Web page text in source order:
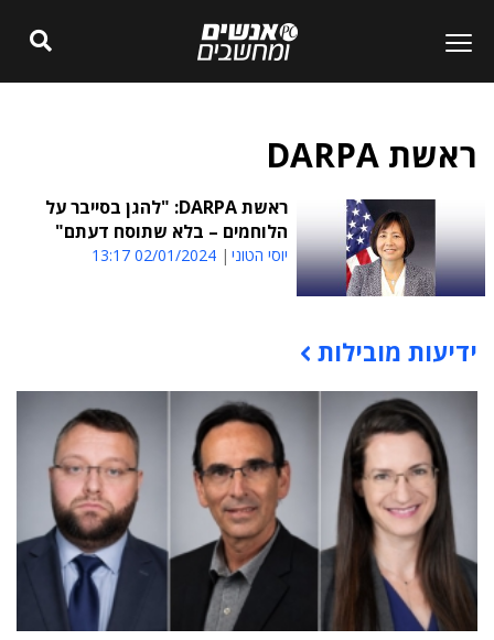
ראשת DARPA
ראשת DARPA: "להגן בסייבר על
הלוחמים – בלא שתוסח דעתם"
יוסי הטוני 02/01/2024 13:17
תוכן פרסומי
ידיעות מובילות